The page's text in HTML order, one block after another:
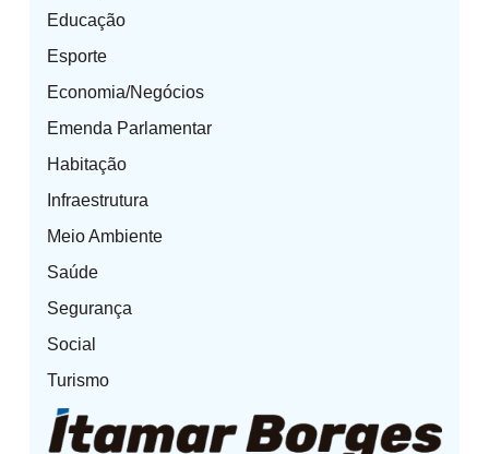
Educação
Esporte
Economia/Negócios
Emenda Parlamentar
Habitação
Infraestrutura
Meio Ambiente
Saúde
Segurança
Social
Turismo